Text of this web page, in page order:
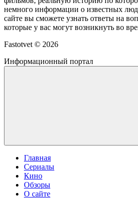
немного информации о известных
сайте вы сможете узнать ответы на
которые у вас могут возникнуть во
Fastotvet © 2026
Информационный портал
Главная
Сериалы
Кино
Обзоры
О сайте